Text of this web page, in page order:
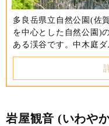
多良岳県立自然公園(佐
を中心とした自然公園)
ある渓谷です。中木庭
岩屋観音 (いわや